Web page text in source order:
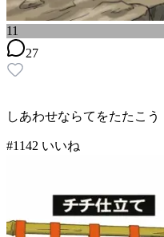
11
27
しあわせならてをたたこう
#1142 いいね